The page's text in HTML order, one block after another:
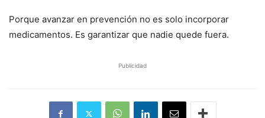
Porque avanzar en prevención no es solo incorporar
medicamentos. Es garantizar que nadie quede fuera.
Publicidad